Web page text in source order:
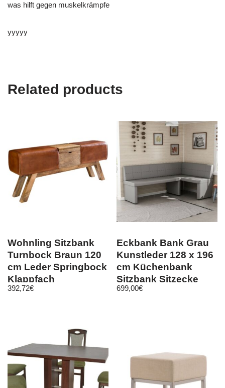
was hilft gegen muskelkrämpfe
yyyyy
Related products
Wohnling Sitzbank
Turnbock Braun 120
cm Leder Springbock
Klappfach
Turnhocker
392,72€
Eckbank Bank Grau
Kunstleder 128 x 196
cm Küchenbank
Sitzbank Sitzecke
Essecke
699,00€